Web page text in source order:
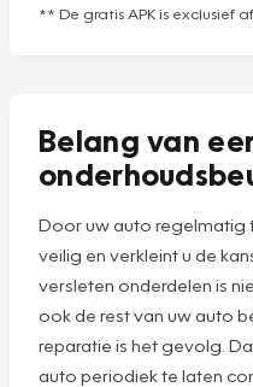
** De gratis APK is exclusief
Belang van
Door uw auto regelmatig
veilig en verkleint u de
versleten onderdelen is
ook de rest van uw auto
reparatie is het gevolg.
auto periodiek te laten